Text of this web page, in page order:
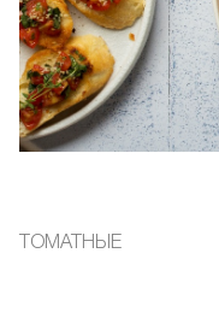
ТОМАТНЫЕ